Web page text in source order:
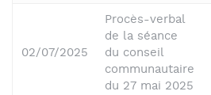
02/07/2025
Procès-verbal
de la séance
du conseil
communautaire
du 27 mai 2025